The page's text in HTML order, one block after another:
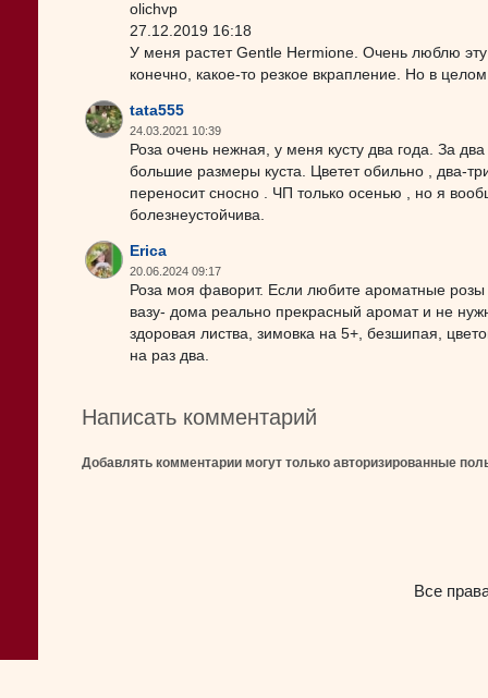
olichvp
27.12.2019 16:18
У меня растет Gentle Hermione. Очень люблю
конечно, какое-то резкое вкрапление. Но в
tata555
24.03.2021 10:39
Роза очень нежная, у меня кусту два года. За
большие размеры куста. Цветет обильно , два-
переносит сносно . ЧП только осенью , но я
болезнеустойчива.
Erica
20.06.2024 09:17
Роза моя фаворит. Если любите ароматные
вазу- дома реально прекрасный аромат и не
здоровая листва, зимовка на 5+, безшипая,
на раз два.
Написать комментарий
Добавлять комментарии могут только авторизированные
Все